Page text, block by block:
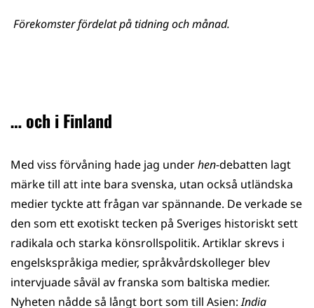
Förekomster fördelat på tidning och månad.
… och i Finland
Med viss förvåning hade jag underhen-debatten lagt
märke till att inte bara svenska, utan också utländska
medier tyckte att frågan var spännande. De verkade se
den som ett exotiskt tecken på Sveriges historiskt sett
radikala och starka könsrollspolitik. Artiklar skrevs i
engelskspråkiga medier, språkvårdskolleger blev
intervjuade såväl av franska som baltiska medier.
Nyheten nådde så långt bort som till Asien:India